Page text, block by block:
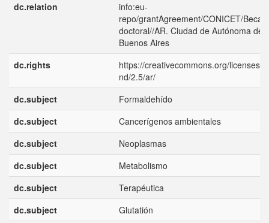
dc.relation
info:eu-
repo/grantAgreement/CONICET/Beca
doctoral//AR. Ciudad de Autónoma de
Buenos Aires
dc.rights
https://creativecommons.org/licenses/
nd/2.5/ar/
dc.subject
Formaldehído
dc.subject
Cancerígenos ambientales
dc.subject
Neoplasmas
dc.subject
Metabolismo
dc.subject
Terapéutica
dc.subject
Glutatión